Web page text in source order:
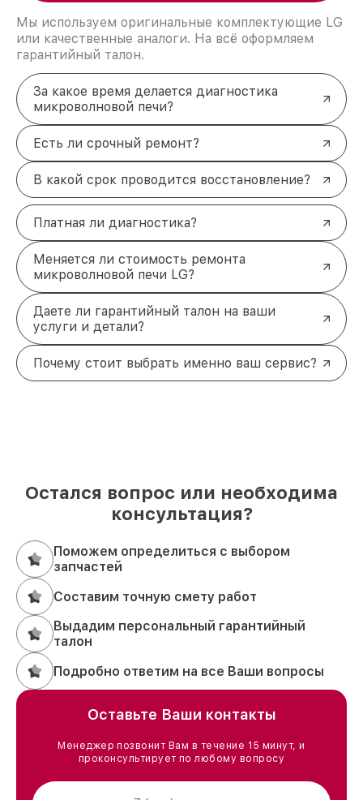
Мы используем оригинальные комплектующие LG
или качественные аналоги. На всё оформляем
гарантийный талон.
За какое время делается диагностика
микроволновой печи?
Есть ли срочный ремонт?
В какой срок проводится восстановление?
Платная ли диагностика?
Меняется ли стоимость ремонта
микроволновой печи LG?
Даете ли гарантийный талон на ваши
услуги и детали?
Почему стоит выбрать именно ваш сервис?
Остался вопрос или необходима
консультация?
Поможем определиться с выбором
запчастей
Составим точную смету работ
Выдадим персональный гарантийный
талон
Подробно ответим на все Ваши вопросы
Оставьте Ваши контакты
Менеджер позвонит Вам в течение 15 минут, и
проконсультирует по любому вопросу